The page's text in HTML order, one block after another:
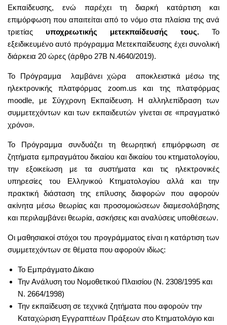
Εκπαίδευσης, ενώ παρέχει τη διαρκή κατάρτιση και
επιμόρφωση που απαιτείται από το νόμο στα πλαίσια της ανά
τριετίας υποχρεωτικής μετεκπαίδευσής τους. Το
εξειδικευμένο αυτό πρόγραμμα Μετεκπαίδευσης έχει συνολική
διάρκεια 20 ώρες (άρθρο 27Β Ν.4640/2019).
Το Πρόγραμμα λαμβάνει χώρα αποκλειστικά μέσω της
ηλεκτρονικής πλατφόρμας zoom.us και της πλατφόρμας
moodle, με Σύγχρονη Εκπαίδευση. Η αλληλεπίδραση των
συμμετεχόντων και των εκπαιδευτών γίνεται σε «πραγματικό
χρόνο».
Το Πρόγραμμα συνδυάζει τη θεωρητική επιμόρφωση σε
ζητήματα εμπραγμάτου δικαίου και δικαίου του κτηματολογίου,
την εξοικείωση με τα συστήματα και τις ηλεκτρονικές
υπηρεσίες του Ελληνικού Κτηματολογίου αλλά και την
πρακτική διάσταση της επίλυσης διαφορών που αφορούν
ακίνητα μέσω θεωρίας και προσομοιώσεων διαμεσολάβησης
και περιλαμβάνει θεωρία, ασκήσεις και αναλύσεις υποθέσεων.
Οι μαθησιακοί στόχοι του προγράμματος είναι η κατάρτιση των
συμμετεχόντων σε θέματα που αφορούν ιδίως:
Το Εμπράγματο Δίκαιο
Την Ανάλυση του Νομοθετικού Πλαισίου (Ν. 2308/1995 και
Ν. 2664/1998)
Την εκπαίδευση σε τεχνικά ζητήματα που αφορούν την
Καταχώριση Εγγραπτέων Πράξεων στο Κτηματολόγιο και